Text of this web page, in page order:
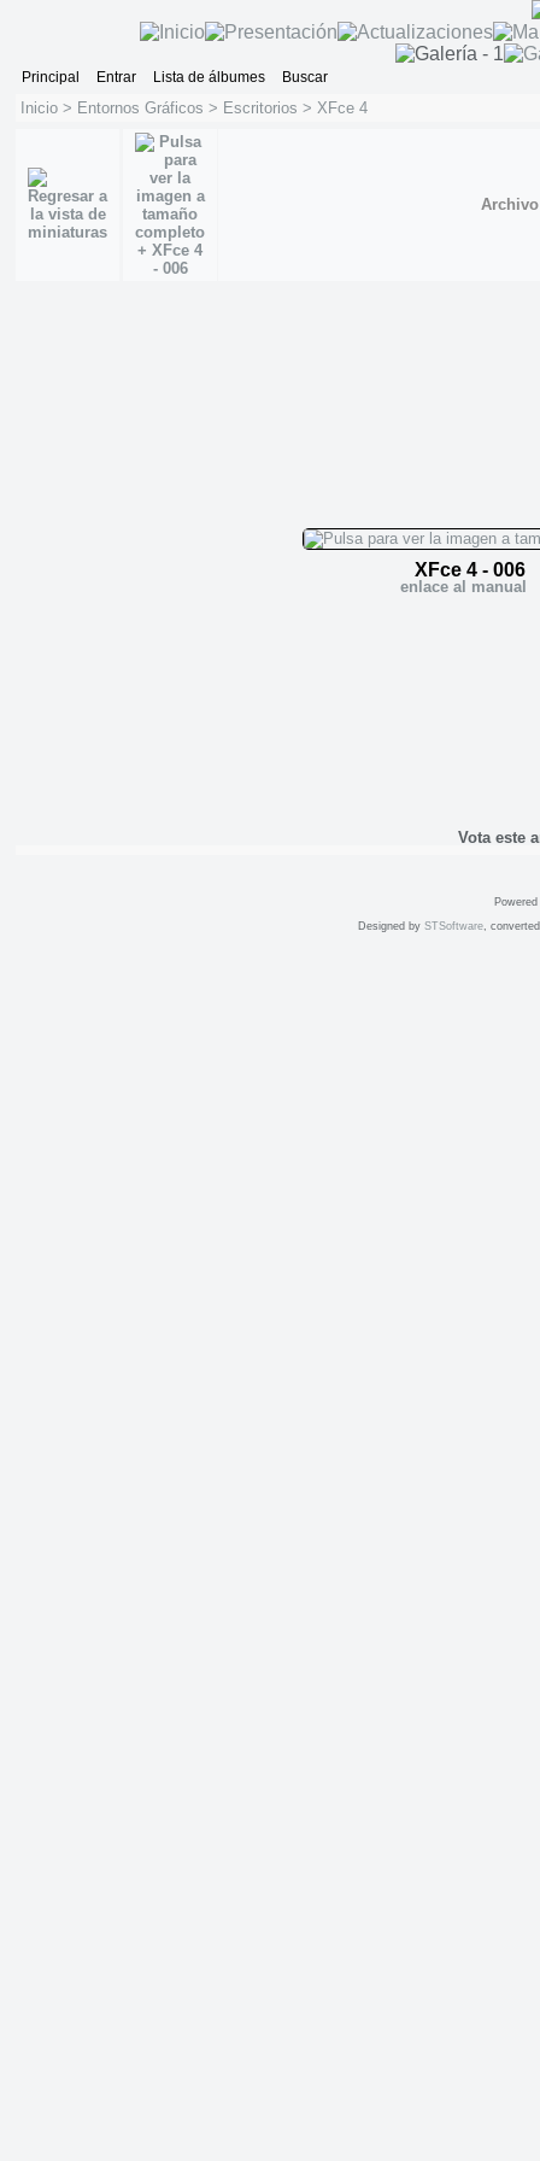
Principal Entrar Lista de álbumes Buscar
Inicio > Entornos Gráficos > Escritorios > XFce 4
XFce 4 - 006
enlace al manual
Vota este
Designed by STSoftware,